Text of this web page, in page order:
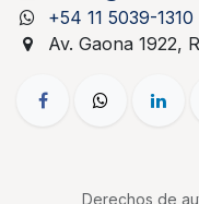
+54 11 5039-1310
Av. Gaona 1922,
Derechos de